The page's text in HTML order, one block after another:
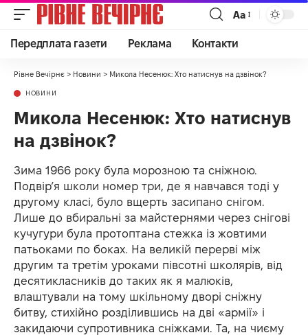
Аа
Передплата газети Реклама Контакти
Рівне Вечірнє > Новини > Микола Несенюк: Хто натиснув на дзвінок?
НОВИНИ
Микола Несенюк: Хто натиснув
на дзвінок?
Зима 1966 року була морозною та сніжною.
Подвір’я школи номер три, де я навчався тоді у
другому класі, було вщерть засипано снігом.
Лише до вбиральні за майстернями через снігові
кучугури була протоптана стежка із жовтими
патьоками по боках. На великій перерві між
другим та третім уроками півсотні школярів, від
десятикласників до таких як я малюків,
влаштували на тому шкільному дворі сніжну
битву, стихійно розділившись на дві «армії» і
закидаючи супротивника сніжками. Та, на чиєму